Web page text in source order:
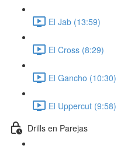
El Jab (13:59)
El Cross (8:29)
El Gancho (10:30)
El Uppercut (9:58)
Drills en Parejas